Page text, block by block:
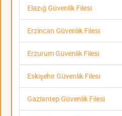
Elazığ Güvenlik Filesi
Erzincan Güvenlik Filesi
Erzurum Güvenlik Filesi
Eskişehir Güvenlik Filesi
Gaziantep Güvenlik Filesi